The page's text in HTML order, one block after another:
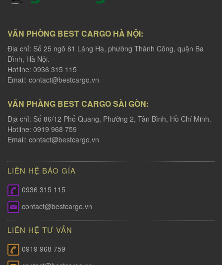
VĂN PHÒNG BEST CARGO HÀ NỘI:
Địa chỉ: Số 25 ngõ 81 Láng Hạ, phường Thành Công, quận Ba
Đình, Hà Nội.
Hotline: 0936 315 115
Email: contact@bestcargo.vn
VĂN PHÀNG BEST CARGO SÀI GÒN:
Địa chỉ: Số 86/12 Phổ Quang, Phường 2, Tân Bình, Hồ Chí Minh.
Hotline: 0919 968 759
Email: contact@bestcargo.vn
LIÊN HỆ BÁO GÍA
0936 315 115
contact@bestcargo.vn
LIÊN HỆ TƯ VẤN
0919 968 759